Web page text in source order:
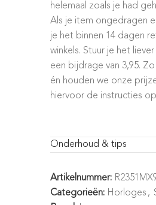
helemaal zoals je had
Als je item ongedragen
je het binnen 14 dagen
winkels. Stuur je het
een bijdrage van 3,95.
én houden we onze
hiervoor de instructies
Onderhoud & tips
Artikelnummer:
Categorieën: Horloges ,